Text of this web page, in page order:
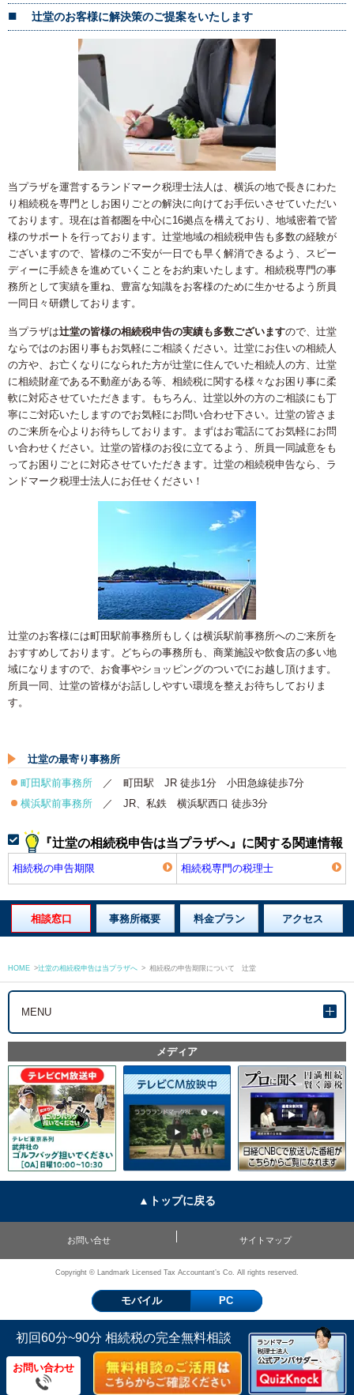
辻堂のお客様に解決策のご提案をいたします
当プラザを運営するランドマーク税理士法人は、横浜の地で長きにわた
り相続税を専門としお困りごとの解決に向けてお手伝いさせていただい
ております。現在は首都圏を中心に16拠点を構えており、地域密着で皆
様のサポートを行っております。辻堂地域の相続税申告も多数の経験が
ございますので、皆様のご不安が一日でも早く解消できるよう、スピー
ディーに手続きを進めていくことをお約束いたします。相続税専門の事
務所として実績を重ね、豊富な知識をお客様のために生かせるよう所員
一同日々研鑽しております。
当プラザは辻堂の皆様の相続税申告の実績も多数ございますので、辻堂
ならではのお困り事もお気軽にご相談ください。辻堂にお住いの相続人
の方や、お亡くなりになられた方が辻堂に住んでいた相続人の方、辻堂
に相続財産である不動産がある等、相続税に関する様々なお困り事に柔
軟に対応させていただきます。もちろん、辻堂以外の方のご相談にも丁
寧にご対応いたしますのでお気軽にお問い合わせ下さい。辻堂の皆さま
のご来所を心よりお待ちしております。まずはお電話にてお気軽にお問
い合わせください。辻堂の皆様のお役に立てるよう、所員一同誠意をも
ってお困りごとに対応させていただきます。辻堂の相続税申告なら、ラ
ンドマーク税理士法人にお任せください！
辻堂のお客様には町田駅前事務所もしくは横浜駅前事務所へのご来所を
おすすめしております。どちらの事務所も、商業施設や飲食店の多い地
域になりますので、お食事やショッピングのついでにお越し頂けます。
所員一同、辻堂の皆様がお話ししやすい環境を整えお待ちしておりま
す。
辻堂の最寄り事務所
町田駅前事務所 ／ 町田駅 JR 徒歩1分 小田急線徒歩7分
横浜駅前事務所 ／ JR、私鉄 横浜駅西口 徒歩3分
『辻堂の相続税申告は当プラザへ』に関する関連情報
相続税の申告期限 相続税専門の税理士
相談窓口 事務所概要 料金プラン アクセス
HOME >辻堂の相続税申告は当プラザへ > 相続税の申告期限について 辻堂
MENU
メディア
▲トップに戻る
お問い合せ サイトマップ
Copyright © Landmark Licensed Tax Accountant’s Co. All rights reserved.
初回60分~90分 相続税の完全無料相談
お問い合わせ
モバイル PC